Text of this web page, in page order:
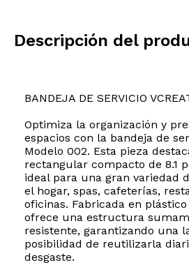
Descripción del
BANDEJA DE SERVICIO
Optimiza la organización y
espacios con la bandeja de
Modelo 002. Esta pieza
rectangular compacto de 8.1
ideal para una gran variedad
el hogar, spas, cafeterías,
oficinas. Fabricada en
ofrece una estructura
resistente, garantizando una
posibilidad de reutilizarla
desgaste.